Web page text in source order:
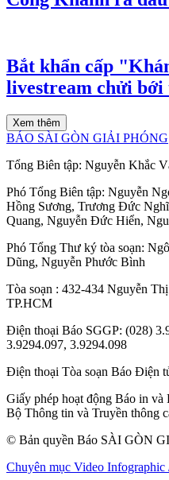
Bắt khẩn cấp
livestream chửi bới
Xem thêm
BÁO SÀI GÒN GIẢI PHÓNG
Tổng Biên tập: Nguyễn Khắc
Phó Tổng Biên tập: Nguyễn
Hồng Sương, Trương Đức
Quang, Nguyễn Đức Hiển,
Phó Tổng Thư ký tòa soạn:
Dũng, Nguyễn Phước Bình
Tòa soạn : 432-434 Nguyễn
TP.HCM
Điện thoại Báo SGGP: (028)
3.9294.097, 3.9294.098
Điện thoại Tòa soạn Báo Điện
Giấy phép hoạt động Báo in
Bộ Thông tin và Truyền thông
© Bản quyền Báo SÀI GÒN
Chuyên mục Video Infographic